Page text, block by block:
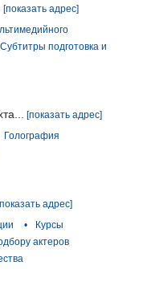
[показать адрес]
Субтитры подготовка и
[показать адрес]
Голография
адрес]
•
Курсы
актеров